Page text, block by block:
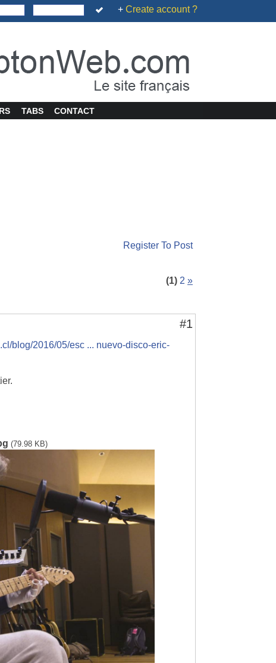
+ Create account ?
TABS CONTACT
Register To Post
(1) 2 »
#1
blog/2016/05/esc ... nuevo-disco-eric-
(79.98 KB)